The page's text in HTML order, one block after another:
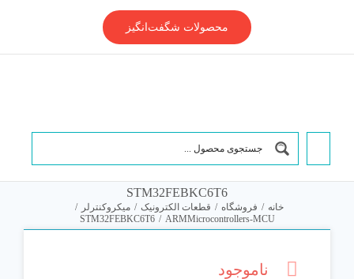
محصولات شگفت‌انگیز
STM32FEBKC6T6
خانه / فروشگاه / قطعات الکترونیک / میکروکنترلر
/
ARMMicrocontrollers-MCU
/
STM32FEBKC6T6
ناموجود